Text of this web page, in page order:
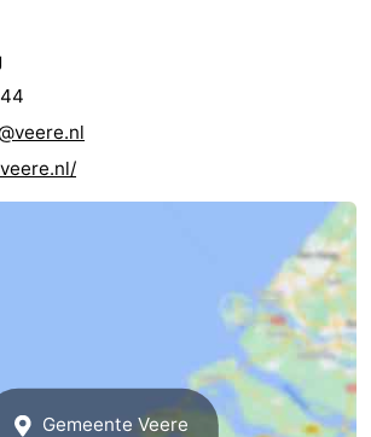
Gemeente Veere